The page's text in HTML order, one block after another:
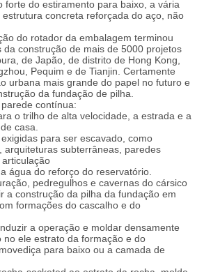
forte do estiramento para baixo, a vária
concreta reforçada do aço, não
do rotador da embalagem terminou
da construção de mais de 5000 projetos
de Japão, de distrito de Hong Kong,
Pequim e de Tianjin. Certamente
urbana mais grande do papel no futuro e
da fundação de pilha.
contínua:
o trilho de alta velocidade, a estrada e a
casa.
para ser escavado, como
arquiteturas subterrâneas, paredes
água do reforço do reservatório.
pedregulhos e cavernas do cársico
a construção da pilha da fundação em
formações do cascalho e do
a operação e moldar densamente
no ele estrato da formação e do
para baixo ou a camada de